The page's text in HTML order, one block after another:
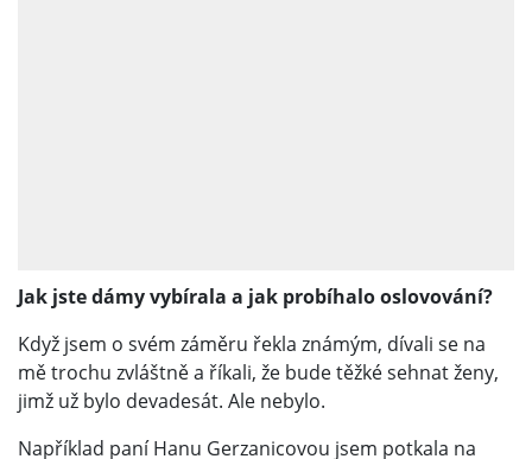
Jak jste dámy vybírala a jak probíhalo oslovování?
Když jsem o svém záměru řekla známým, dívali se na
mě trochu zvláštně a říkali, že bude těžké sehnat ženy,
jimž už bylo devadesát. Ale nebylo.
Například paní Hanu Gerzanicovou jsem potkala na